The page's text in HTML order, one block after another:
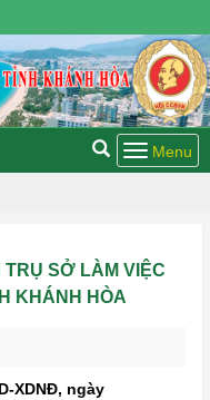
SỞ LÀM VIỆC
KHÁNH HÒA
XDNĐ, ngày